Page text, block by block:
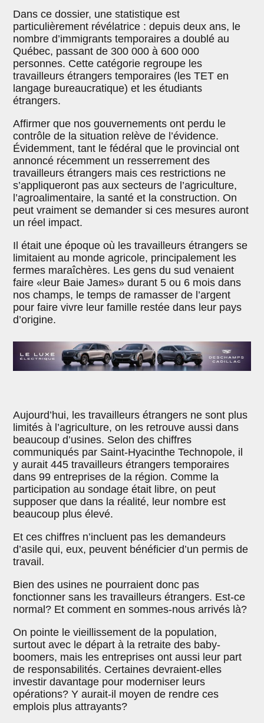
Dans ce dossier, une statistique est
particulièrement révélatrice : depuis deux ans, le
nombre d’immigrants temporaires a doublé au
Québec, passant de 300 000 à 600 000
personnes. Cette catégorie regroupe les
travailleurs étrangers temporaires (les TET en
langage bureaucratique) et les étudiants
étrangers.
Affirmer que nos gouvernements ont perdu le
contrôle de la situation relève de l’évidence.
Évidemment, tant le fédéral que le provincial ont
annoncé récemment un resserrement des
travailleurs étrangers mais ces restrictions ne
s’appliqueront pas aux secteurs de l’agriculture,
l’agroalimentaire, la santé et la construction. On
peut vraiment se demander si ces mesures auront
un réel impact.
Il était une époque où les travailleurs étrangers se
limitaient au monde agricole, principalement les
fermes maraîchères. Les gens du sud venaient
faire «leur Baie James» durant 5 ou 6 mois dans
nos champs, le temps de ramasser de l’argent
pour faire vivre leur famille restée dans leur pays
d’origine.
Aujourd’hui, les travailleurs étrangers ne sont plus
limités à l’agriculture, on les retrouve aussi dans
beaucoup d’usines. Selon des chiffres
communiqués par Saint-Hyacinthe Technopole, il
y aurait 445 travailleurs étrangers temporaires
dans 99 entreprises de la région. Comme la
participation au sondage était libre, on peut
supposer que dans la réalité, leur nombre est
beaucoup plus élevé.
Et ces chiffres n’incluent pas les demandeurs
d’asile qui, eux, peuvent bénéficier d’un permis de
travail.
Bien des usines ne pourraient donc pas
fonctionner sans les travailleurs étrangers. Est-ce
normal? Et comment en sommes-nous arrivés là?
On pointe le vieillissement de la population,
surtout avec le départ à la retraite des baby-
boomers, mais les entreprises ont aussi leur part
de responsabilités. Certaines devraient-elles
investir davantage pour moderniser leurs
opérations? Y aurait-il moyen de rendre ces
emplois plus attrayants?